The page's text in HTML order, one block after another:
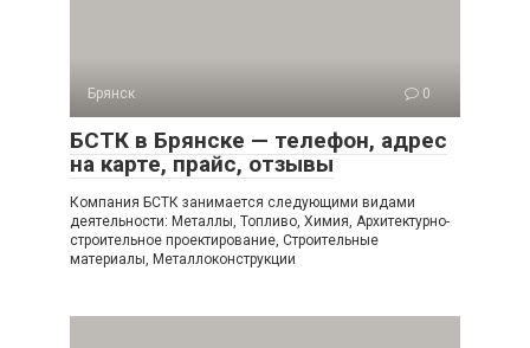
Брянск 0
БСТК в Брянске — телефон, адрес
на карте, прайс, отзывы
Компания БСТК занимается следующими видами
деятельности: Металлы, Топливо, Химия, Архитектурно-
строительное проектирование, Строительные
материалы, Металлоконструкции